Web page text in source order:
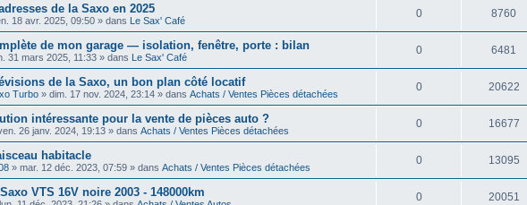
de la Saxo en 2025
18 avr. 2025, 09:50 » dans Le Sax' Café
0 8760
de mon garage — isolation, fenêtre, porte : bilan
31 mars 2025, 11:33 » dans Le Sax' Café
0 6481
de la Saxo, un bon plan côté locatif
Turbo » dim. 17 nov. 2024, 23:14 » dans Achats / Ventes Pièces détachées
0 20622
intéressante pour la vente de pièces auto ?
26 janv. 2024, 19:13 » dans Achats / Ventes Pièces détachées
0 16677
habitacle
» mar. 12 déc. 2023, 07:59 » dans Achats / Ventes Pièces détachées
0 13095
VTS 16V noire 2003 - 148000km 0 20051